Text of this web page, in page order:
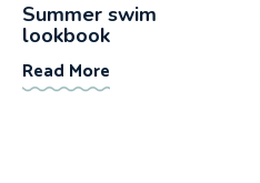
Summer swim
lookbook
Read More